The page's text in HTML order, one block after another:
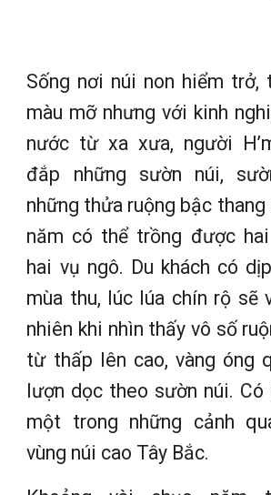
Sống nơi núi non hiểm trở,
màu mỡ nhưng với kinh
nước từ xa xưa, người
đắp những sườn núi,
những thửa ruộng bậc
năm có thể trồng được
hai vụ ngô. Du khách có
mùa thu, lúc lúa chín rộ sẽ
nhiên khi nhìn thấy vô số
từ thấp lên cao, vàng óng
lượn dọc theo sườn núi.
một trong những cảnh
vùng núi cao Tây Bắc.